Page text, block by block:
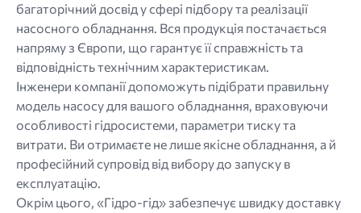
багаторічний досвід у сфері підбору та реалізації
насосного обладнання. Вся продукція постачається
напряму з Європи, що гарантує її справжність та
відповідність технічним характеристикам.
Інженери компанії допоможуть підібрати правильну
модель насосу для вашого обладнання, враховуючи
особливості гідросистеми, параметри тиску та
витрати. Ви отримаєте не лише якісне обладнання, а й
професійний супровід від вибору до запуску в
експлуатацію.
Окрім цього, «Гідро-гід» забезпечує швидку доставку